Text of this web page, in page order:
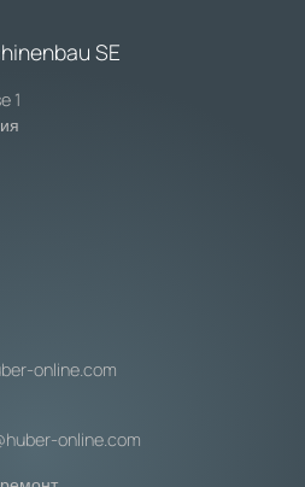
SE
1
online.com
online.com